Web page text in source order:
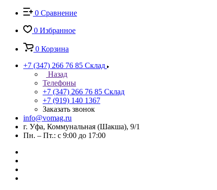
0 Сравнение
0 Избранное
0 Корзина
+7 (347) 266 76 85 Склад
Назад
Телефоны
+7 (347) 266 76 85 Склад
+7 (919) 140 1367
Заказать звонок
info@vomag.ru
г. Уфа, Коммунальная (Шакша), 9/1
Пн. – Пт.: с 9:00 до 17:00